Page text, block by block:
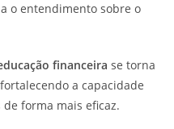
o entendimento sobre o
financeira se torna
a capacidade
forma mais eficaz.